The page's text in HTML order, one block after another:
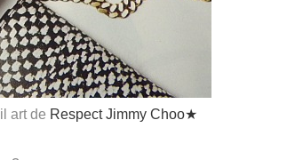
art de Respect Jimmy Choo★